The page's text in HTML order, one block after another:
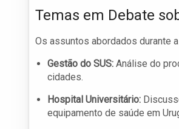
Temas em Debate
Os assuntos abordados durante
Gestão do SUS: Análise do
cidades.
Hospital Universitário:
equipamento de saúde em